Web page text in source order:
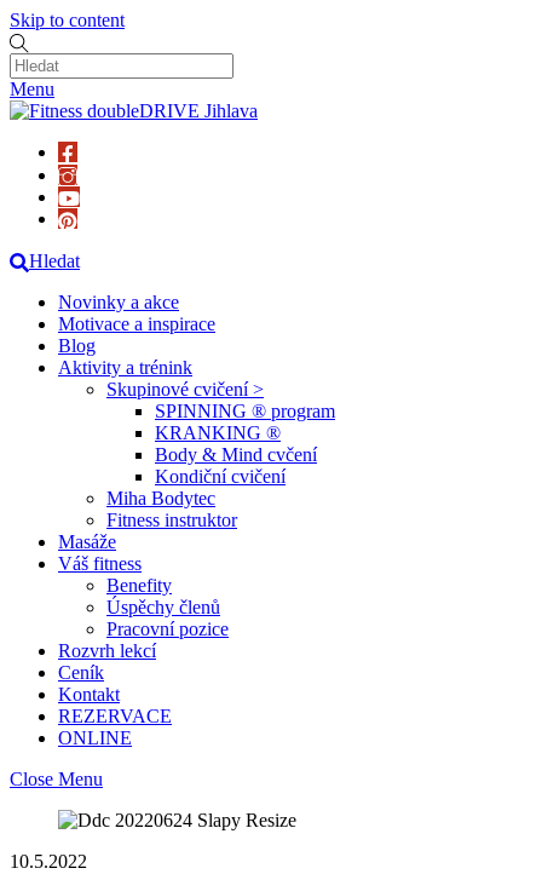
Skip to content
Menu
Hledat
Novinky a akce
Motivace a inspirace
Blog
Aktivity a trénink
Skupinové cvičení >
SPINNING ® program
KRANKING ®
Body & Mind cvčení
Kondiční cvičení
Miha Bodytec
Fitness instruktor
Masáže
Váš fitness
Benefity
Úspěchy členů
Pracovní pozice
Rozvrh lekcí
Ceník
Kontakt
REZERVACE
ONLINE
Close Menu
10.5.2022